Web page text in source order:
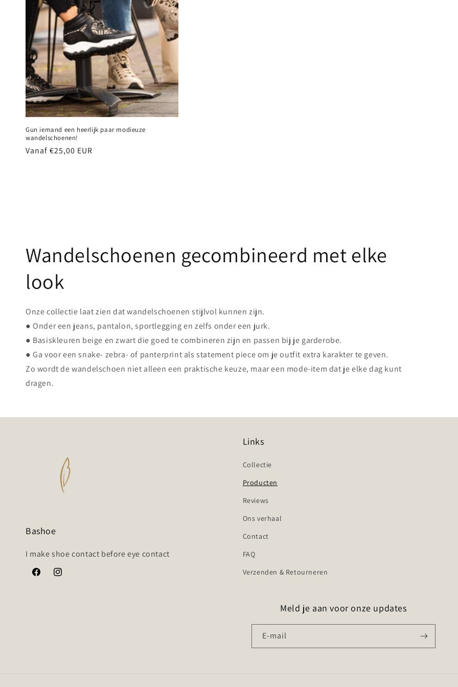
Gun iemand een heerlijk paar modieuze
wandelschoenen!
Normale
Vanaf €25,00 EUR
Wandelschoenen gecombineerd met elke
look
Onze collectie laat zien dat wandelschoenen stijlvol kunnen zijn.
● Onder een jeans, pantalon, sportlegging en zelfs onder een jurk.
● Basiskleuren beige en zwart die goed te combineren zijn en passen bij je garderobe.
● Ga voor een snake- zebra- of panterprint als statement piece om je outfit extra karakter te geven.
Zo wordt de wandelschoen niet alleen een praktische keuze, maar een mode-item dat je elke dag kunt
dragen.
Bashoe
I make shoe contact before eye contact
FacebookInstagram
Links
Collectie
Producten
Reviews
Ons verhaal
Contact
FAQ
Verzenden & Retourneren
Meld je aan voor onze updates
E‑mail